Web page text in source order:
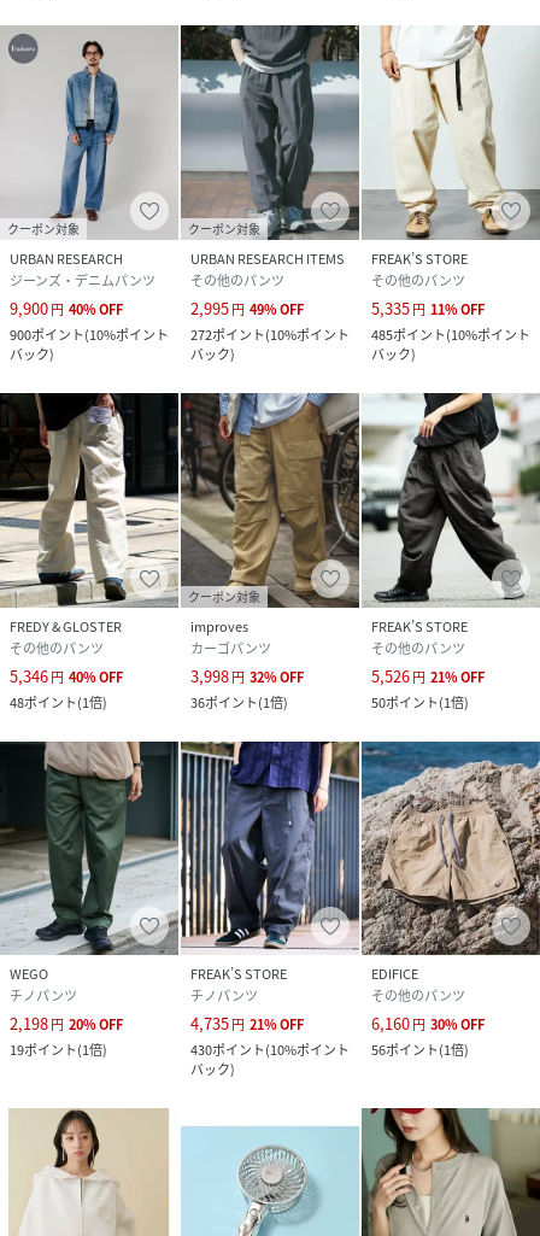
クーポン対象
URBAN RESEARCH
ジーンズ・デニムパンツ
9,900円 40%OFF
900ポイント(10%ポイント
バック)
クーポン対象
URBAN RESEARCH ITEMS
その他のパンツ
2,995円 49%OFF
272ポイント(10%ポイント
バック)
FREAK’S STORE
その他のパンツ
5,335円 11%OFF
485ポイント(10%ポイント
バック)
FREDY & GLOSTER
その他のパンツ
5,346円 40%OFF
48ポイント(1倍)
クーポン対象
improves
カーゴパンツ
3,998円 32%OFF
36ポイント(1倍)
FREAK’S STORE
その他のパンツ
5,526円 21%OFF
50ポイント(1倍)
WEGO
チノパンツ
2,198円 20%OFF
19ポイント(1倍)
FREAK’S STORE
チノパンツ
4,735円 21%OFF
430ポイント(10%ポイント
バック)
EDIFICE
その他のパンツ
6,160円 30%OFF
56ポイント(1倍)